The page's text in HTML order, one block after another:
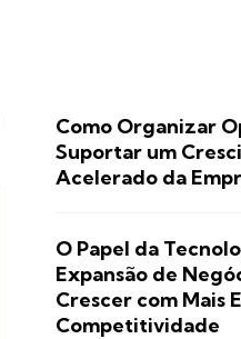
Como Organizar
Suportar um
Acelerado da
O Papel da
Expansão de
Crescer com Mais
Competitividade